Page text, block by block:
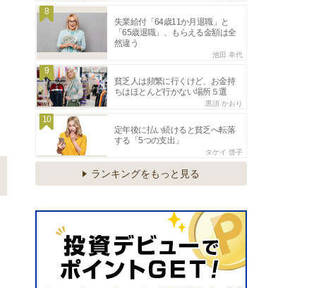
8
失業給付「64歳11か月退職」と
「65歳退職」、もらえる金額は全
然違う
池田 幸代
9
貧乏人は頻繁に行くけど、お金持
ちはほとんど行かない場所５選
黒須 かおり
10
定年後に払い続けると貧乏へ転落
する「5つの支出」
タケイ 啓子
ランキングをもっと見る